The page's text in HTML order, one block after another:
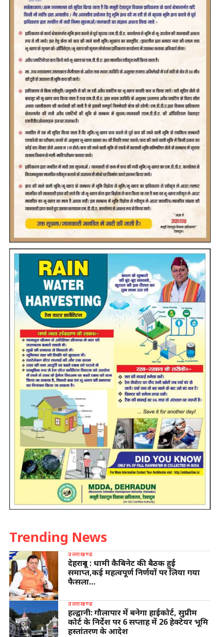
Trending News
उत्तराखण्ड
देहरादून : धामी कैबिनेट की बैठक हुई
समाप्त,कई महत्वपूर्ण निर्णयों पर लिया गया
फैसला…
उत्तराखण्ड
हल्द्वानी: गौलापार में बनेगा हाईकोर्ट, सुप्रीम
कोर्ट के निर्देश पर 6 सप्ताह में 26 हेक्टेयर भूमि
हस्तांतरण के आदेश